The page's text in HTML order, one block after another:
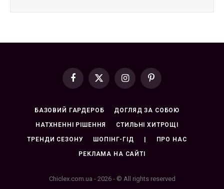
Facebook
X
InstagramPinterest
БАЗОВИЙ ГАРДЕРОБ ДОГЛЯД ЗА СОБОЮ
НАТХНЕННІ РІШЕННЯ СТИЛЬНІ ХИТРОЩІ
ТРЕНДИ СЕЗОНУ ШОПІНГ-ГІД | ПРО НАС
РЕКЛАМА НА САЙТІ
Chiclex.com.ua - 2026 - © All rights reserved